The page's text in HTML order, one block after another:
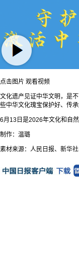
点击图片 观看视频
文化遗产见证中华文明，是
些中华文化瑰宝保护好、传承
6月13日是2026年文化和自
制作：温璐
素材来源：人民日报、新华